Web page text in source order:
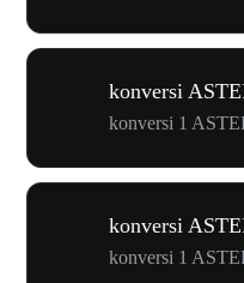
konversi
konversi 1
konversi
konversi 1